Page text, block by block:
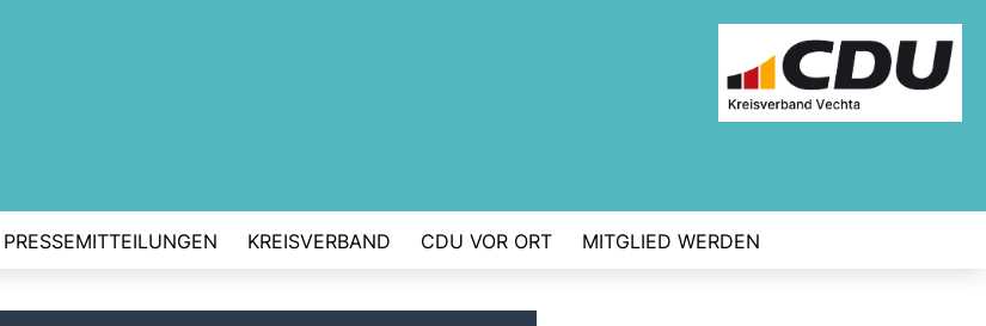
PRESSEMITTEILUNGEN KREISVERBAND CDU VOR ORT MITGLIED WERDEN